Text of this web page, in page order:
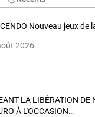
Nouveau jeux de
2026
LALIBÉRATION DE
ÀL'OCCASION…